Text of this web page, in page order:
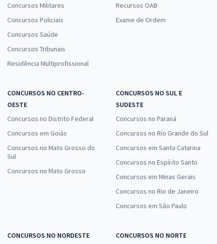
Concursos Militares
Concursos Policiais
Concursos Saúde
Concursos Tribunais
Residência Multiprofissional
Recursos OAB
Exame de Ordem
CONCURSOS NO CENTRO-
OESTE
Concursos no Distrito Federal
Concursos em Goiás
Concursos no Mato Grosso do
Sul
Concursos no Mato Grosso
CONCURSOS NO SUL E
SUDESTE
Concursos no Paraná
Concursos no Rio Grande do Sul
Concursos em Santa Catarina
Concursos no Espírito Santo
Concursos em Minas Gerais
Concursos no Rio de Janeiro
Concursos em São Paulo
CONCURSOS NO NORDESTE
CONCURSOS NO NORTE